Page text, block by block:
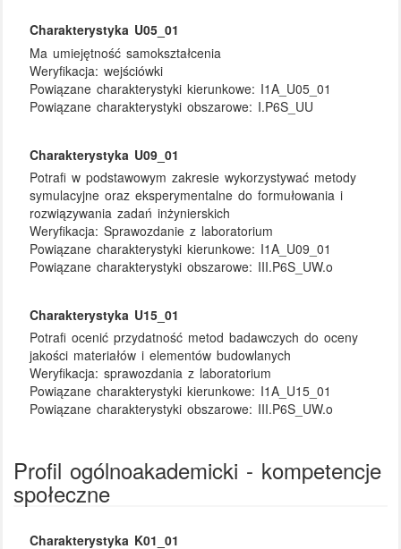
Charakterystyka U05_01
Ma umiejętność samokształcenia
Weryfikacja:wejściówki
Powiązane charakterystyki kierunkowe: I1A_U05_01
Powiązane charakterystyki obszarowe: I.P6S_UU
Charakterystyka U09_01
Potrafi w podstawowym zakresie wykorzystywać metody
symulacyjne oraz eksperymentalne do formułowania i
rozwiązywania zadań inżynierskich
Weryfikacja:Sprawozdanie z laboratorium
Powiązane charakterystyki kierunkowe: I1A_U09_01
Powiązane charakterystyki obszarowe: III.P6S_UW.o
Charakterystyka U15_01
Potrafi ocenić przydatność metod badawczych do oceny
jakości materiałów i elementów budowlanych
Weryfikacja:sprawozdania z laboratorium
Powiązane charakterystyki kierunkowe: I1A_U15_01
Powiązane charakterystyki obszarowe: III.P6S_UW.o
Profil ogólnoakademicki - kompetencje
społeczne
Charakterystyka K01_01